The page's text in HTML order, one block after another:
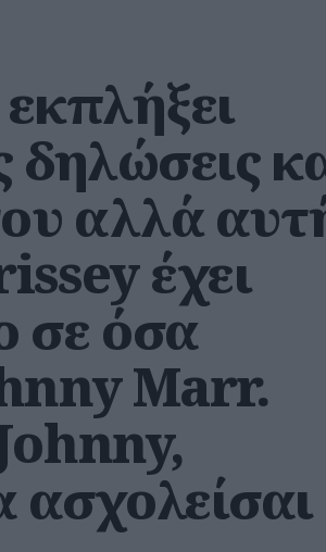
δηλώσεις
αλλά
έχει
σε όσα
Marr.
ασχολείσαι